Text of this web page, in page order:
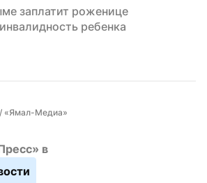
заплатит роженице
ребенка
«Ямал-Медиа»
в